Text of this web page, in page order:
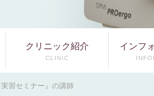
クリニック紹介
CLINIC
インフ
習セミナー』の講師